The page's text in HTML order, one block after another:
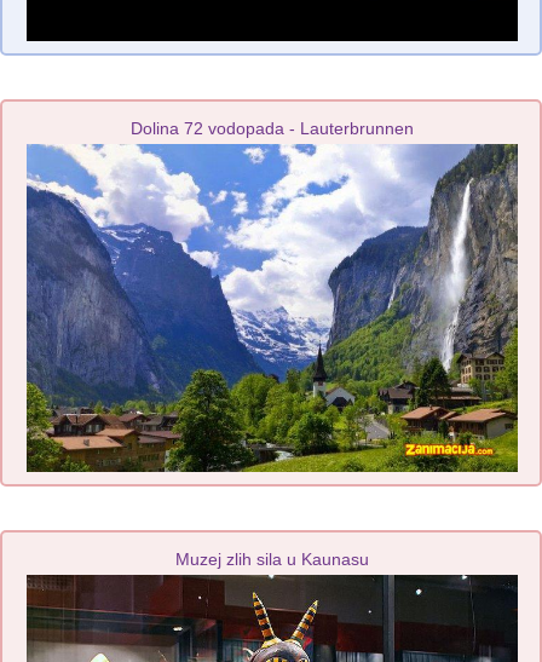
Dolina 72 vodopada - Lauterbrunnen
Muzej zlih sila u Kaunasu